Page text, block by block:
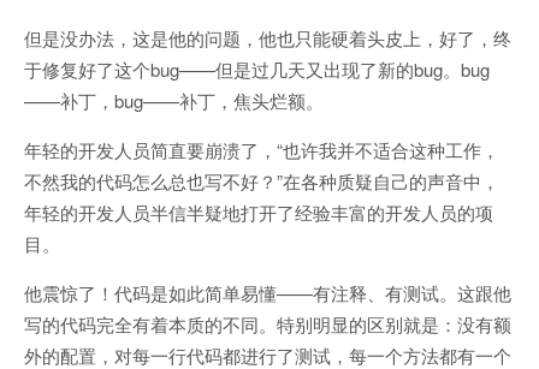
但是没办法，这是他的问题，他也只能硬着头皮上，好了，终
于修复好了这个bug——但是过几天又出现了新的bug。bug
——补丁，bug——补丁，焦头烂额。
年轻的开发人员简直要崩溃了，“也许我并不适合这种工作，
不然我的代码怎么总也写不好？”在各种质疑自己的声音中，
年轻的开发人员半信半疑地打开了经验丰富的开发人员的项
目。
他震惊了！代码是如此简单易懂——有注释、有测试。这跟他
写的代码完全有着本质的不同。特别明显的区别就是：没有额
外的配置，对每一行代码都进行了测试，每一个方法都有一个